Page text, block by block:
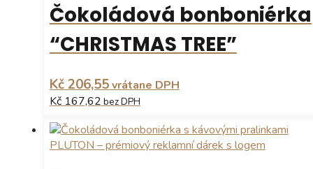
Čokoládová bonboniérka
“CHRISTMAS TREE”
Kč 206,55vrátane DPH
Kč 167,62 bez DPH